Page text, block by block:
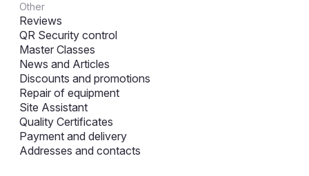
Other
Reviews
QR Security control
Master Classes
News and Articles
Discounts and promotions
Repair of equipment
Site Assistant
Quality Certificates
Payment and delivery
Addresses and contacts